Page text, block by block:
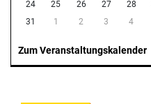
24
25 26 27 28
31
1 2 3 4
Zum Veranstaltungskalender